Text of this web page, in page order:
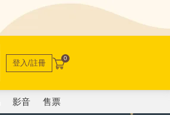
登入/註冊 0
影音 售票